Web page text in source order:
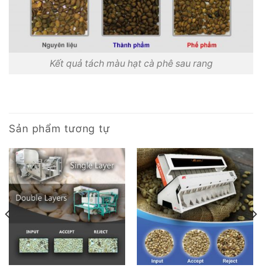
Kết quả tách màu hạt cà phê sau rang
Sản phẩm tương tự